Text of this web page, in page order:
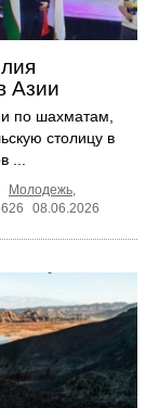
Азии
по шахматам,
столицу в
...
Молодежь,
08.06.2026